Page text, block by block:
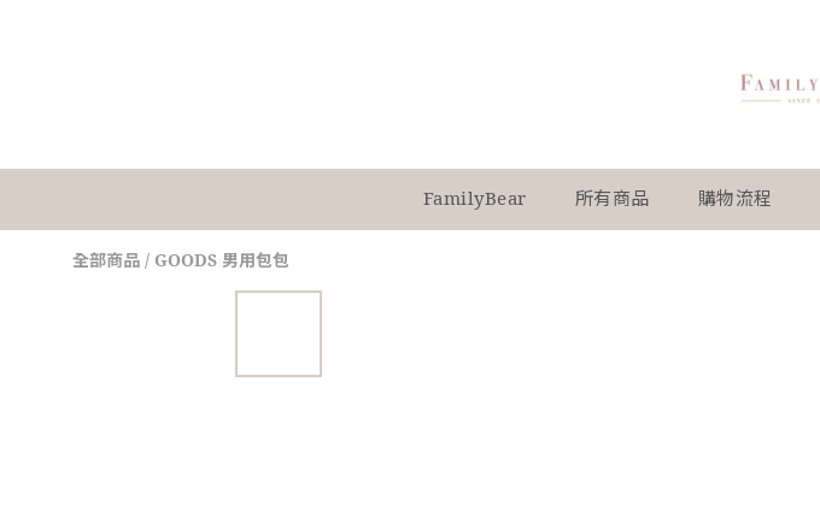
FamilyBear 所有商品 購物流程
全部商品 / GOODS 男用包包